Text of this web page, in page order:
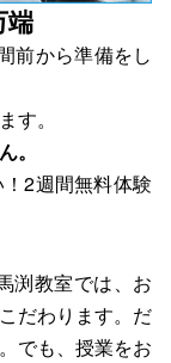
端
前から準備をし
す。
。
2週間無料体験
渕教室では、お
だわります。だ
でも、授業をお